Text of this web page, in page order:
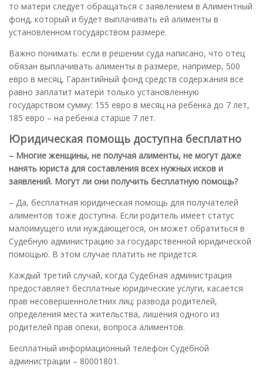
то матери следует обращаться с заявлением в Алиментный
фонд, который и будет выплачивать ей алименты в
установленном государством размере.
Важно понимать: если в решении суда написано, что отец
обязан выплачивать алименты в размере, например, 500
евро в месяц, Гарантийный фонд средств содержания все
равно заплатит матери только установленную
государством сумму: 155 евро в месяц на ребенка до 7 лет,
185 евро – на ребенка старше 7 лет.
Юридическая помощь доступна бесплатно
– Многие женщины, не получая алименты, не могут даже
нанять юриста для составления всех нужных исков и
заявлений. Могут ли они получить бесплатную помощь?
– Да, бесплатная юридическая помощь для получателей
алиментов тоже доступна. Если родитель имеет статус
малоимущего или нуждающегося, он может обратиться в
Судебную администрацию за государственной юридической
помощью. В этом случае платить не придется.
Каждый третий случай, когда Судебная администрация
предоставляет бесплатные юридические услуги, касается
прав несовершеннолетних лиц: развода родителей,
определения места жительства, лишения одного из
родителей прав опеки, вопроса алиментов.
Бесплатный информационный телефон Судебной
администрации – 80001801.